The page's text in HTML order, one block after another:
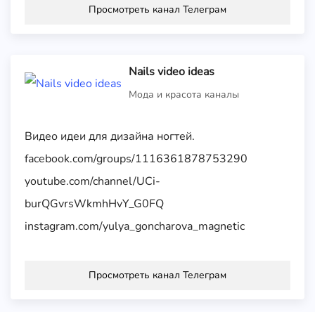
Просмотреть канал Телеграм
Nails video ideas
Мода и красота каналы
Видео идеи для дизайна ногтей.
facebook.com/groups/1116361878753290
youtube.com/channel/UCi-
burQGvrsWkmhHvY_G0FQ
instagram.com/yulya_goncharova_magnetic
Просмотреть канал Телеграм